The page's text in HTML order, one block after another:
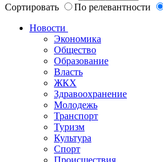
Сортировать
По релевантности
Новости
Экономика
Общество
Образование
Власть
ЖКХ
Здравоохранение
Молодежь
Транспорт
Туризм
Культура
Спорт
Происшествия